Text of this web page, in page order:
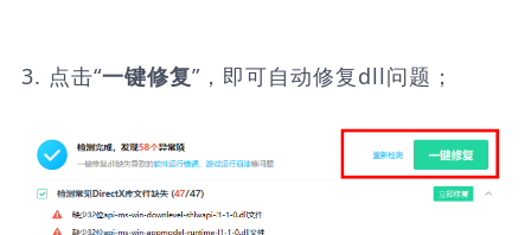
3. 点击“一键修复”，即可自动修复dll问题；